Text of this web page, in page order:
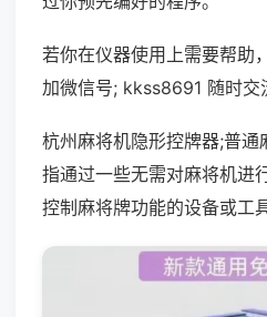
若你在仪器使用上需要帮助
加微信号; kkss8691 随时交
杭州麻将机隐形控牌器;普
指通过一些无需对麻将机进
控制麻将牌功能的设备或工具